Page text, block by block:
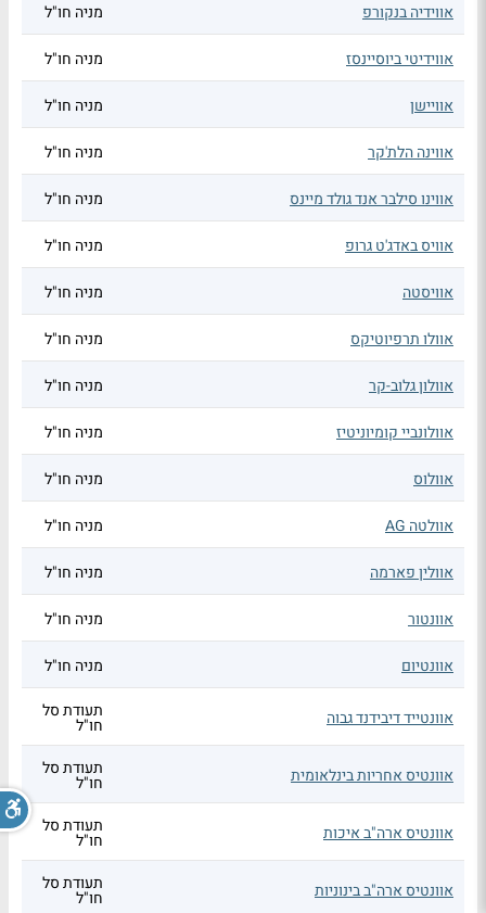
אווידיה בנקורפ מניה חו"ל
אווידיטי ביוסיינסז מניה חו"ל
אוויישן מניה חו"ל
אווינה הלת'קר מניה חו"ל
אווינו סילבר אנד גולד מיינס מניה חו"ל
אוויס באדג'ט גרופ מניה חו"ל
אוויסטה מניה חו"ל
אוולו תרפיוטיקס מניה חו"ל
אוולון גלוב-קר מניה חו"ל
אוולונביי קומיוניטיז מניה חו"ל
אוולוס מניה חו"ל
אוולטה AG מניה חו"ל
אוולין פארמה מניה חו"ל
אוונטור מניה חו"ל
אוונטיום מניה חו"ל
אוונטייד דיבידנד גבוה תעודת סל
חו"ל
אוונטיס אחריות בינלאומית תעודת סל
חו"ל
אוונטיס ארה"ב איכות תעודת סל
חו"ל
אוונטיס ארה"ב בינוניות תעודת סל
חו"ל